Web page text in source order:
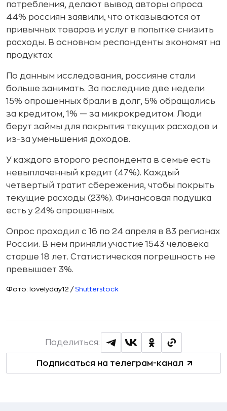
потребления, делают вывод авторы опроса.
44% россиян заявили, что отказываются от
привычных товаров и услуг в попытке снизить
расходы. В основном респонденты экономят на
продуктах.
По данным исследования, россияне стали
больше занимать. За последние две недели
15% опрошенных брали в долг, 5% обращались
за кредитом, 1% — за микрокредитом. Люди
берут займы для покрытия текущих расходов и
из-за уменьшения доходов.
У каждого второго респондента в семье есть
невыплаченный кредит (47%). Каждый
четвертый тратит сбережения, чтобы покрыть
текущие расходы (23%). Финансовая подушка
есть у 24% опрошенных.
Опрос проходил с 16 по 24 апреля в 83 регионах
России. В нем приняли участие 1543 человека
старше 18 лет. Статистическая погрешность не
превышает 3%.
Фото: lovelyday12 / Shutterstock
Подписаться на телеграм-канал
Поделиться: